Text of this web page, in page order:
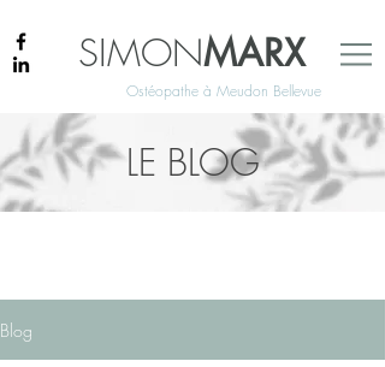
SIMONMARX
Ostéopathe à Meudon Bellevue
LE BLOG
Blog